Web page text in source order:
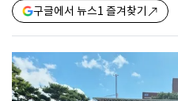
구글에서 뉴스1 즐겨찾기